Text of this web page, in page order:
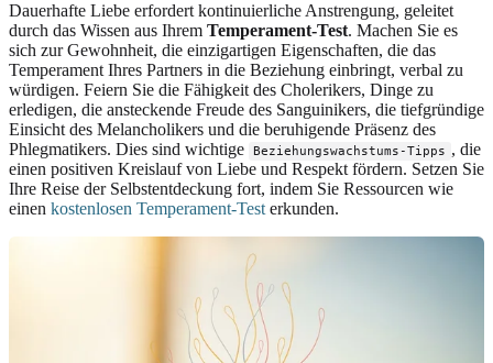
Dauerhafte Liebe erfordert kontinuierliche Anstrengung, geleitet
durch das Wissen aus Ihrem Temperament-Test. Machen Sie es
sich zur Gewohnheit, die einzigartigen Eigenschaften, die das
Temperament Ihres Partners in die Beziehung einbringt, verbal zu
würdigen. Feiern Sie die Fähigkeit des Cholerikers, Dinge zu
erledigen, die ansteckende Freude des Sanguinikers, die tiefgründige
Einsicht des Melancholikers und die beruhigende Präsenz des
Phlegmatikers. Dies sind wichtige
Beziehungswachstums-Tipps , die
einen positiven Kreislauf von Liebe und Respekt fördern. Setzen Sie
Ihre Reise der Selbstentdeckung fort, indem Sie Ressourcen wie
einen kostenlosen Temperament-Test erkunden.